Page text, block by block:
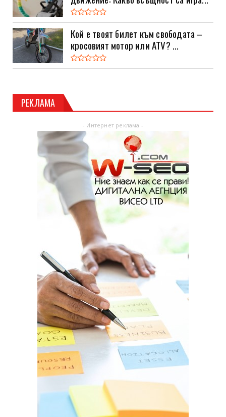
Кой е твоят билет към свободата –
кросовият мотор или ATV? ...
РЕКЛАМА
- Интернет реклама -